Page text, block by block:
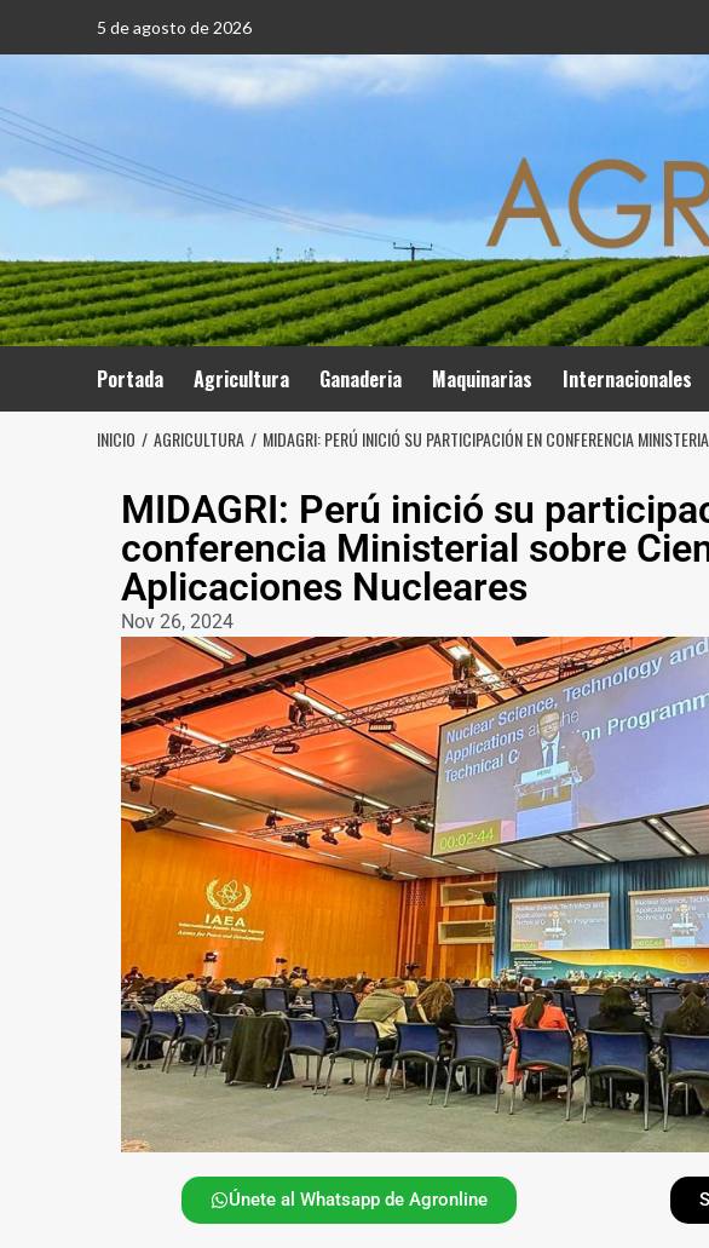
5 de agosto de 2026
Portada Agricultura Ganaderia Maquinarias Internacionales
INICIO AGRICULTURA MIDAGRI: PERÚ INICIÓ SU PARTICIPACIÓN EN CONFERENCIA
MIDAGRI: Perú inició su
conferencia Ministerial sobre
Aplicaciones Nucleares
Nov 26, 2024
Únete al Whatsapp de Agronline